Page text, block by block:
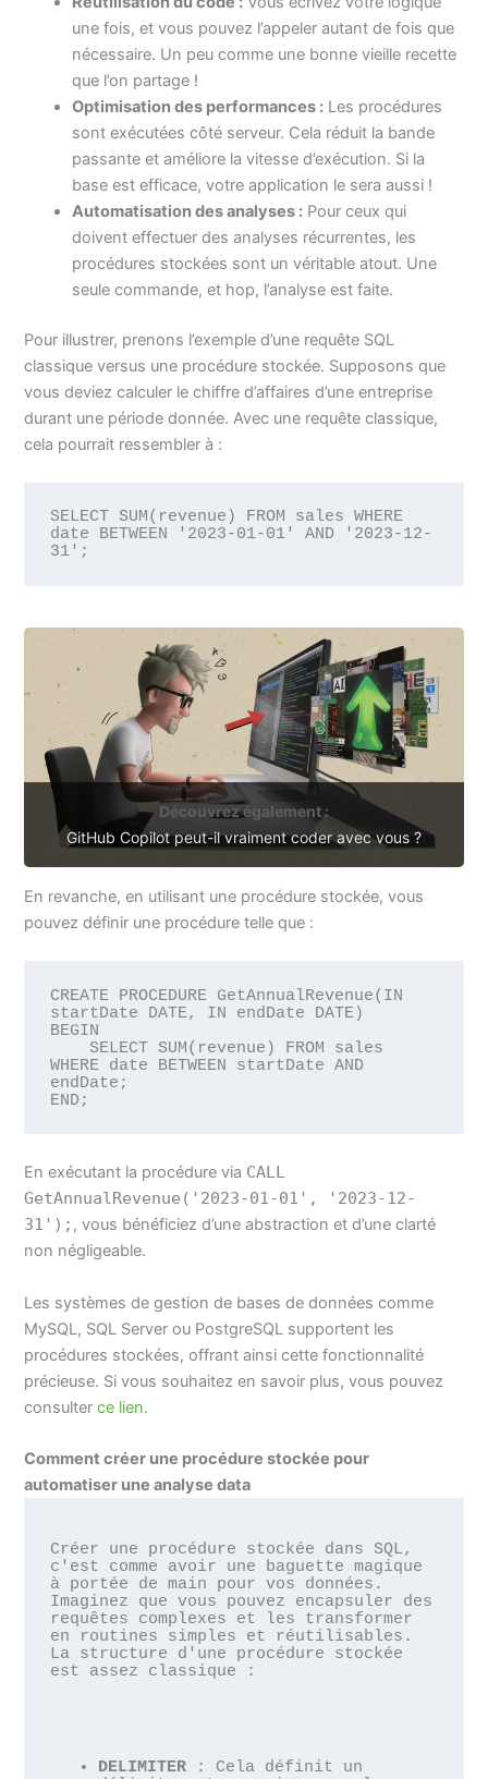
une fois, et vous pouvez l’appeler autant de fois que
nécessaire. Un peu comme une bonne vieille recette
que l’on partage !
Optimisation des performances : Les procédures
sont exécutées côté serveur. Cela réduit la bande
passante et améliore la vitesse d’exécution. Si la
base est efficace, votre application le sera aussi !
Automatisation des analyses : Pour ceux qui
doivent effectuer des analyses récurrentes, les
procédures stockées sont un véritable atout. Une
seule commande, et hop, l’analyse est faite.
Pour illustrer, prenons l’exemple d’une requête SQL
classique versus une procédure stockée. Supposons que
vous deviez calculer le chiffre d’affaires d’une entreprise
durant une période donnée. Avec une requête classique,
cela pourrait ressembler à :
SELECT SUM(revenue) FROM sales WHERE
date BETWEEN '2023-01-01' AND '2023-12-
31';
Découvrez également :
GitHub Copilot peut-il vraiment coder avec vous ?
En revanche, en utilisant une procédure stockée, vous
pouvez définir une procédure telle que :
CREATE PROCEDURE GetAnnualRevenue(IN
startDate DATE, IN endDate DATE)
BEGIN
WHERE date BETWEEN startDate AND
endDate;
END;
En exécutant la procédure via CALL
GetAnnualRevenue('2023-01-01', '2023-12-
31'); , vous bénéficiez d’une abstraction et d’une clarté
non négligeable.
Les systèmes de gestion de bases de données comme
MySQL, SQL Server ou PostgreSQL supportent les
procédures stockées, offrant ainsi cette fonctionnalité
précieuse. Si vous souhaitez en savoir plus, vous pouvez
consulterce lien.
Comment créer une procédure stockée pour
automatiser une analyse data
Créer une procédure stockée dans SQL,
c'est comme avoir une baguette magique
à portée de main pour vos données.
Imaginez que vous pouvez encapsuler des
requêtes complexes et les transformer
en routines simples et réutilisables.
La structure d'une procédure stockée
est assez classique :
DELIMITER : Cela définit un